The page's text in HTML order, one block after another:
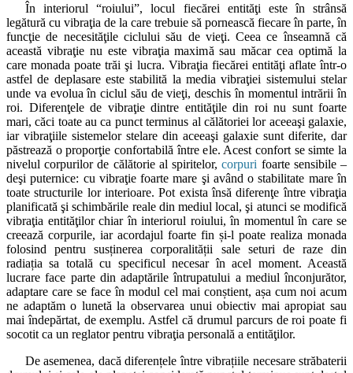
În interiorul “roiului”, locul fiecărei entităţi este în strânsă
legătură cu vibraţia de la care trebuie să pornească fiecare în parte, în
funcţie de necesităţile ciclului său de vieţi. Ceea ce înseamnă că
această vibraţie nu este vibraţia maximă sau măcar cea optimă la
care monada poate trăi şi lucra. Vibraţia fiecărei entităţi aflate într-o
astfel de deplasare este stabilită la media vibraţiei sistemului stelar
unde va evolua în ciclul său de vieţi, deschis în momentul intrării în
roi. Diferenţele de vibraţie dintre entităţile din roi nu sunt foarte
mari, căci toate au ca punct terminus al călătoriei lor aceeaşi galaxie,
iar vibraţiile sistemelor stelare din aceeaşi galaxie sunt diferite, dar
păstrează o proporţie confortabilă între ele. Acest confort se simte la
nivelul corpurilor de călătorie al spiritelor,corpuri foarte sensibile –
deşi puternice: cu vibraţie foarte mare şi având o stabilitate mare în
toate structurile lor interioare. Pot exista însă diferenţe între vibraţia
planificată şi schimbările reale din mediul local, şi atunci se modifică
vibraţia entităţilor chiar în interiorul roiului, în momentul în care se
creează corpurile, iar acordajul foarte fin și-l poate realiza monada
folosind pentru susținerea corporalității sale seturi de raze din
radiația sa totală cu specificul necesar în acel moment. Această
lucrare face parte din adaptările întrupatului a mediul înconjurător,
adaptare care se face în modul cel mai conștient, așa cum noi acum
ne adaptăm o lunetă la observarea unui obiectiv mai apropiat sau
mai îndepărtat, de exemplu. Astfel că drumul parcurs de roi poate fi
socotit ca un reglator pentru vibraţia personală a entităţilor.
De asemenea, dacă diferențele între vibrațiile necesare străbaterii